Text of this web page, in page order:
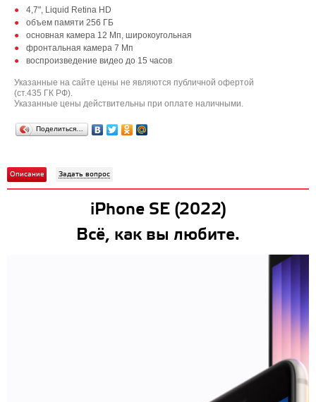
4,7", Liquid Retina HD
объем памяти 256 ГБ
основная камера 12 Мп, широкоугольная
фронтальная камера 7 Мп
воспроизведение видео до 15 часов
Указанные на сайте цены не являются публичной офертой
(ст.435 ГК РФ).
Указанные цены действительны при оплате наличными.
Поделиться…
Описание Задать вопрос
iPhone SE (2022)
Всё, как вы любите.